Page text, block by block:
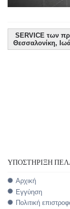
SERVICE των
Θεσσαλονίκη,
ΥΠΟΣΤΉΡΙΞΗ
Αρχική
Εγγύηση
Πολιτική